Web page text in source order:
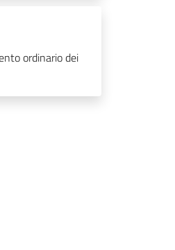
ordinario dei